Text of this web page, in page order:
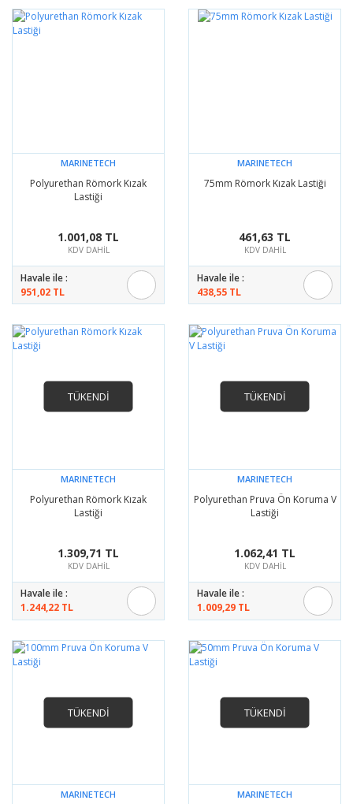
MARINETECH
Polyurethan Römork Kızak
Lastiği
1.001,08 TL
KDV DAHİL
Havale ile :
951,02 TL
MARINETECH
75mm Römork Kızak Lastiği
461,63 TL
KDV DAHİL
Havale ile :
438,55 TL
TÜKENDİ
MARINETECH
Polyurethan Römork Kızak
Lastiği
1.309,71 TL
KDV DAHİL
Havale ile :
1.244,22 TL
TÜKENDİ
MARINETECH
Polyurethan Pruva Ön Koruma V
Lastiği
1.062,41 TL
KDV DAHİL
Havale ile :
1.009,29 TL
TÜKENDİ
MARINETECH
TÜKENDİ
MARINETECH